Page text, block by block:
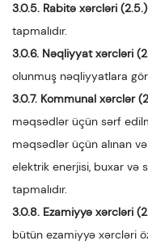
3.0.5. Rabitə xərcləri (2.5.)
tapmalıdır.
3.0.6. Nəqliyyat xərcləri
olunmuş nəqliyyatlara
3.0.7. Kommunal xərclər
məqsədlər üçün sərf
məqsədlər üçün alınan
elektrik enerjisi, buxar və
tapmalıdır.
3.0.8. Ezamiyyə xərcləri
bütün ezamiyyə xərcləri